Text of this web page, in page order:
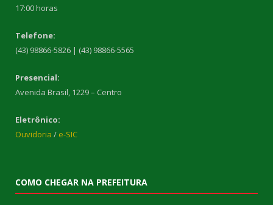
17:00 horas
Telefone:
(43) 98866-5826 | (43) 98866-5565
Presencial:
Avenida Brasil, 1229 – Centro
Eletrônico:
Ouvidoria / e-SIC
COMO CHEGAR NA PREFEITURA